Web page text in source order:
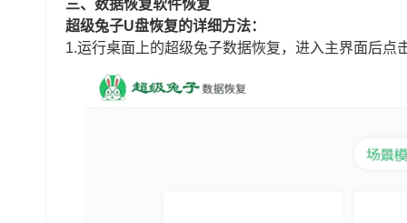
三、数据恢复软件恢复
超级兔子U盘恢复的详细方法：
1.运行桌面上的超级兔子数据恢复，进入主界面后点